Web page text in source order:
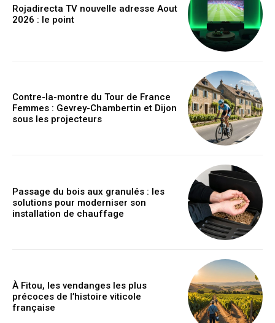
Rojadirecta TV nouvelle adresse Aout
2026 : le point
Contre-la-montre du Tour de France
Femmes : Gevrey-Chambertin et Dijon
sous les projecteurs
Passage du bois aux granulés : les
solutions pour moderniser son
installation de chauffage
À Fitou, les vendanges les plus
précoces de l’histoire viticole
française